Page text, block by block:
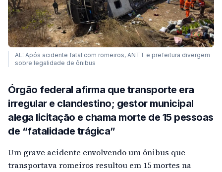
AL: Após acidente fatal com romeiros, ANTT e prefeitura divergem
sobre legalidade de ônibus
Órgão federal afirma que transporte era
irregular e clandestino; gestor municipal
alega licitação e chama morte de 15 pessoas
de “fatalidade trágica”
Um grave acidente envolvendo um ônibus que
transportava romeiros resultou em 15 mortes na